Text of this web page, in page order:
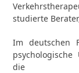
studierte
Im deutschen
die